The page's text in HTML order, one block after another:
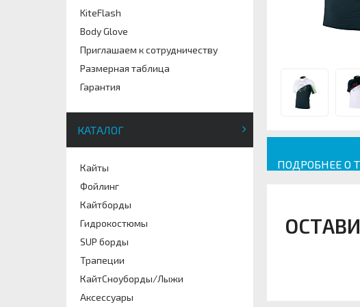
KiteFlash
Body Glove
Приглашаем к сотрудничеству
Размерная таблица
Гарантия
КАТАЛОГ
Кайты
Фойлинг
Кайтборды
Гидрокостюмы
SUP борды
Трапеции
КайтСноуборды/Лыжи
Аксессуары
ПОДРОБНЕЕ О